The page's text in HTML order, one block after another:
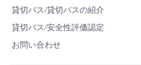
貸切バス/貸切バスの紹介
貸切バス/安全性評価認定
お問い合わせ